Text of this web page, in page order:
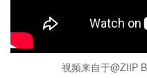
视频来自于@ZIIP